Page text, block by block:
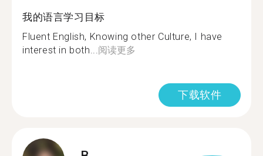
我的语言学习目标
Fluent English, Knowing other Culture, I have
interest in both...阅读更多
下载软件